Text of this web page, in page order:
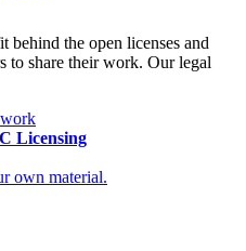
behind the open licenses and
to share their work. Our legal
Licensing
own material.